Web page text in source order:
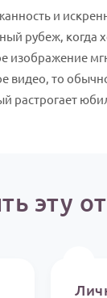
и
рубеж, когда
видео, то
растрогает
эту